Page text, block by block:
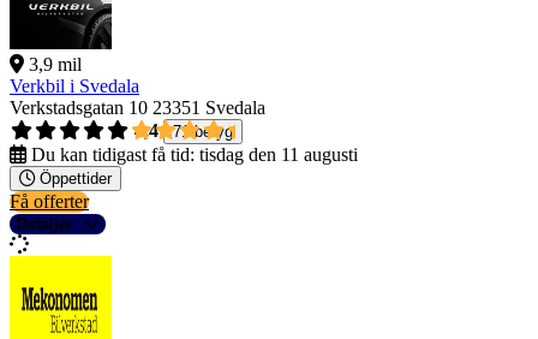
3,9 mil
Verkbil i Svedala
Verkstadsgatan 10 23351 Svedala
4,4
71 betyg
Du kan tidigast få tid: tisdag den 11 augusti
Öppettider
Få offerter
Detaljer